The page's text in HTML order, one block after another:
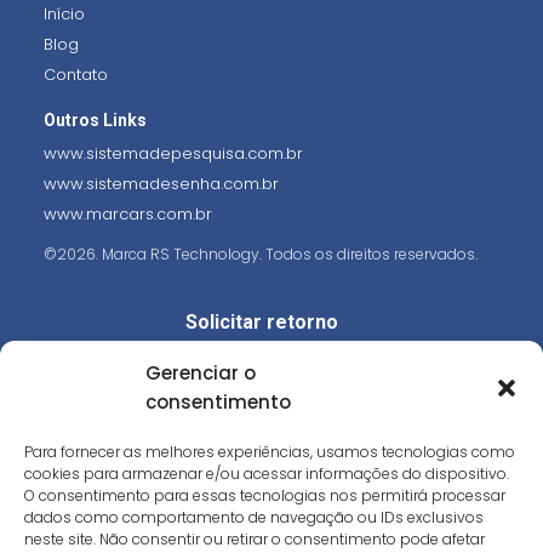
Gerenciar o
consentimento
Para fornecer as melhores experiências, usamos tecnologias como
cookies para armazenar e/ou acessar informações do dispositivo.
O consentimento para essas tecnologias nos permitirá processar
dados como comportamento de navegação ou IDs exclusivos
neste site. Não consentir ou retirar o consentimento pode afetar
Início
Blog
Contato
Outros Links
www.sistemadepesquisa.com.br
www.sistemadesenha.com.br
www.marcars.com.br
©2026. Marca RS Technology. Todos os direitos reservados.
Solicitar retorno
Nome (Obrigatório)
Telefone (Obrigatório)